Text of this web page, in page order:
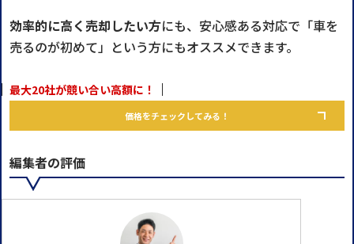
効率的に高く売却したい方にも、安心感ある対応で「車を
売るのが初めて」という方にもオススメできます。
最大20社が競い合い高額に！
価格をチェックしてみる！
編集者の評価